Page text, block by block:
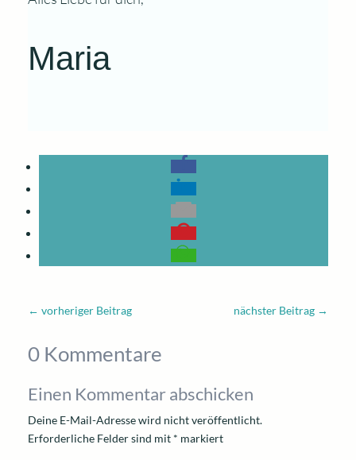
Maria
←vorheriger Beitrag nächster Beitrag→
0 Kommentare
Einen Kommentar abschicken
Deine E-Mail-Adresse wird nicht veröffentlicht.
Erforderliche Felder sind mit * markiert